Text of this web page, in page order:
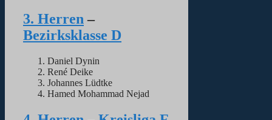
3. Herren –
Bezirksklasse D
Daniel Dynin
René Deike
Johannes Lüdtke
Hamed Mohammad Nejad